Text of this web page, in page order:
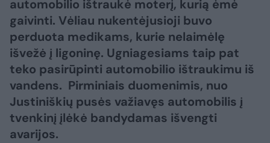
automobilio ištraukė moterį, kurią ėmė
gaivinti. Vėliau nukentėjusioji buvo
perduota medikams, kurie nelaimėlę
išvežė į ligoninę. Ugniagesiams taip pat
teko pasirūpinti automobilio ištraukimu iš
vandens. Pirminiais duomenimis, nuo
Justiniškių pusės važiavęs automobilis į
tvenkinį įlėkė bandydamas išvengti
avarijos.